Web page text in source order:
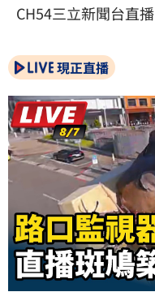
CH54三立新聞台直播
現正直播